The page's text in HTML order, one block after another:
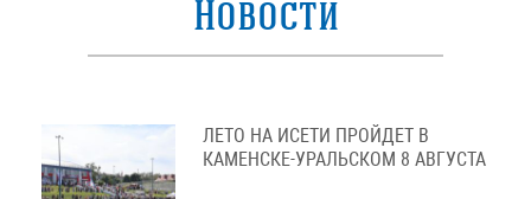
Новости
ЛЕТО НА ИСЕТИ ПРОЙДЕТ В
КАМЕНСКЕ-УРАЛЬСКОМ 8 АВГУСТА